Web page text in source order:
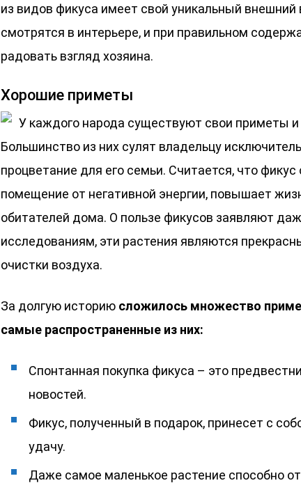
из видов фикуса имеет свой уникальный внешний
смотрятся в интерьере, и при правильном
радовать взгляд хозяина.
Хорошие приметы
У каждого народа существуют свои приметы и
Большинство из них сулят владельцу
процветание для его семьи. Считается, что
помещение от негативной энергии, повышает
обитателей дома. О пользе фикусов заявляют
исследованиям, эти растения являются
очистки воздуха.
За долгую историю сложилось множество
самые распространенные из них:
Спонтанная покупка фикуса – это
новостей.
Фикус, полученный в подарок, принесет с
удачу.
Даже самое маленькое растение способно